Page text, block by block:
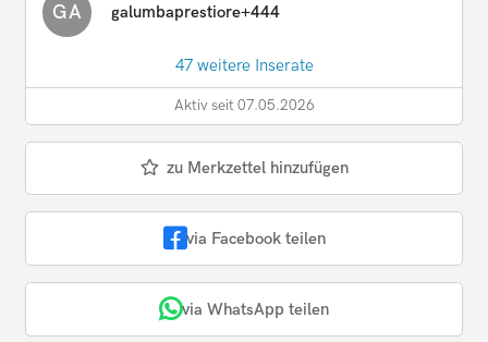
GA galumbaprestiore+444
47 weitere Inserate
Aktiv seit 07.05.2026
zu Merkzettel hinzufügen
via Facebook teilen
via WhatsApp teilen